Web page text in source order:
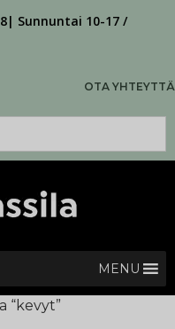
Sunnuntai 10-17 /
OTA YHTEYTTÄ
MENU
“kevyt”